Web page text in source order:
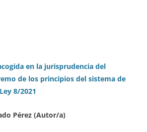
en la jurisprudencia del
de los principios del sistema de
8/2021
Pérez (Autor/a)